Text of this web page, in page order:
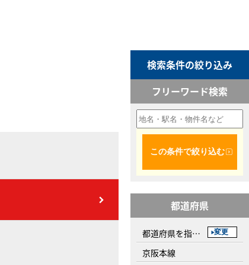
検索条件の絞り込み
フリーワード検索
この条件で絞り込む
都道府県
都道府県を指定してください 変更
京阪本線